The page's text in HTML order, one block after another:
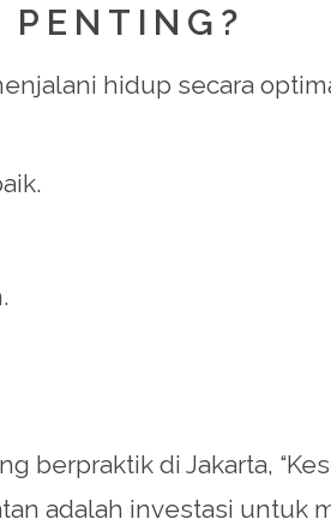
PENTING?
hidup secara
berpraktik di Jakarta,
adalah investasi untuk